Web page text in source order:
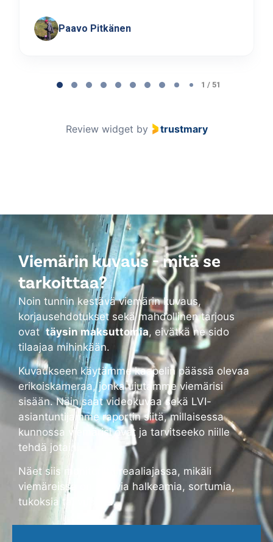
Paavo Pitkänen
1 / 51
Review widget by trustmary
Viemärin kuvaus - mitä se
tarkoittaa?
Noin tunnin kestävä viemärin kuvaus,
korjausehdotukset sekä mahdollinen tarjous
ovat täysin maksuttomia, eivätkä ne sido
tilaajaa mihinkään.
Kuvaukseen käytämme kaapelin päässä olevaa
erikoiskameraa, jonka ujutamme viemärisi
sisään. Näin saat videokuvaa sekä LVI-
asiantuntijamme raportin siitä, millaisessa
kunnossa viemärisi ovat ja tarvitseeko niille
tehdä jotain.
Näet siis monitorilta reaaliajassa, mikäli
viemäreissä on alkavia halkeamia, sortumia,
tukoksia tai vuotoja.